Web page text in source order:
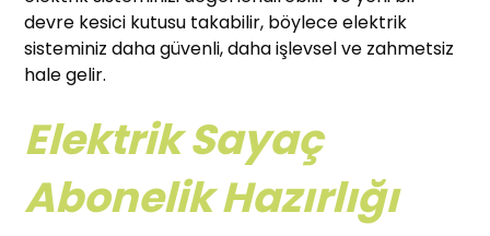
devre kesici kutusu takabilir, böylece elektrik
sisteminiz daha güvenli, daha işlevsel ve zahmetsiz
hale gelir.
Elektrik Sayaç
Abonelik Hazırlığı